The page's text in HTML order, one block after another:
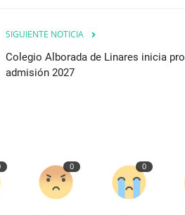
SIGUIENTE NOTICIA
Colegio Alborada de Linares inicia
admisión 2027
0 0